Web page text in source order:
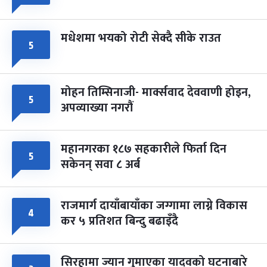
५ मधेशमा भयको रोटी सेक्दै सीके राउत
५ मोहन तिम्सिनाजी- मार्क्सवाद देववाणी होइन,
अपव्याख्या नगरौं
५ महानगरका १८७ सहकारीले फिर्ता दिन
सकेनन् सवा ८ अर्ब
४ राजमार्ग दायाँबायाँका जग्गामा लाग्ने विकास
कर ५ प्रतिशत बिन्दु बढाइँदै
सिरहामा ज्यान गुमाएका यादवको घटनाबारे